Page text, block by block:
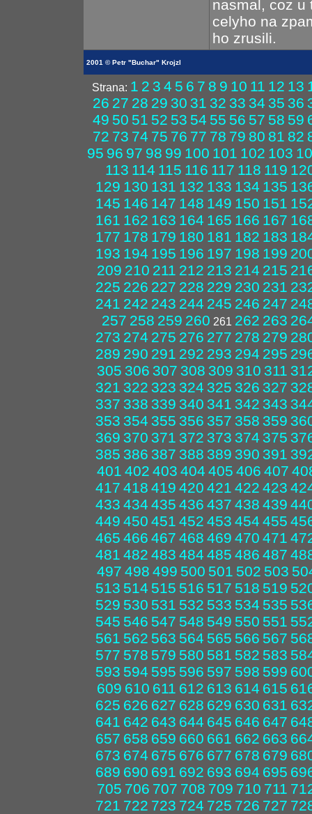
nasmal, coz u
celyho na
ho zrusili.
2001 © Petr "Buchar" Krojzl
Strana: 1 2 3 4 5 6 7 8 9 10 11 12 13
26 27 28 29 30 31 32 33 34 35 36
49 50 51 52 53 54 55 56 57 58 59
72 73 74 75 76 77 78 79 80 81 82
95 96 97 98 99 100 101 102 103
113 114 115 116 117 118 119
129 130 131 132 133 134 135
145 146 147 148 149 150 151
161 162 163 164 165 166 167
177 178 179 180 181 182 183
193 194 195 196 197 198 199
209 210 211 212 213 214 215
225 226 227 228 229 230 231
241 242 243 244 245 246 247
257 258 259 260 261 262 263
273 274 275 276 277 278 279
289 290 291 292 293 294 295
305 306 307 308 309 310 311
321 322 323 324 325 326 327
337 338 339 340 341 342 343
353 354 355 356 357 358 359
369 370 371 372 373 374 375
385 386 387 388 389 390 391
401 402 403 404 405 406 407
417 418 419 420 421 422 423
433 434 435 436 437 438 439
449 450 451 452 453 454 455
465 466 467 468 469 470 471
481 482 483 484 485 486 487
497 498 499 500 501 502 503
513 514 515 516 517 518 519
529 530 531 532 533 534 535
545 546 547 548 549 550 551
561 562 563 564 565 566 567
577 578 579 580 581 582 583
593 594 595 596 597 598 599
609 610 611 612 613 614 615
625 626 627 628 629 630 631
641 642 643 644 645 646 647
657 658 659 660 661 662 663
673 674 675 676 677 678 679
689 690 691 692 693 694 695
705 706 707 708 709 710 711
721 722 723 724 725 726 727